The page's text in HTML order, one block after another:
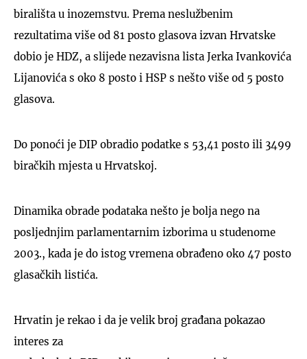
birališta u inozemstvu. Prema neslužbenim
rezultatima više od 81 posto glasova izvan Hrvatske
dobio je HDZ, a slijede nezavisna lista Jerka Ivankovića
Lijanovića s oko 8 posto i HSP s nešto više od 5 posto
glasova.
Do ponoći je DIP obradio podatke s 53,41 posto ili 3499
biračkih mjesta u Hrvatskoj.
Dinamika obrade podataka nešto je bolja nego na
posljednjim parlamentarnim izborima u studenome
2003., kada je do istog vremena obrađeno oko 47 posto
glasačkih listića.
Hrvatin je rekao i da je velik broj građana pokazao
interes za